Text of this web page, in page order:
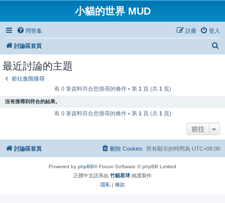
小貓的世界 MUD
問答集 登入
註冊
討論區首頁
最近討論的主題
前往進階搜尋
有 0 筆資料符合您搜尋的條件 • 第 1 頁 (共 1 頁)
沒有搜尋到符合的結果。
有 0 筆資料符合您搜尋的條件 • 第 1 頁 (共 1 頁)
前往
討論區首頁 所有顯示的時間為 UTC+08:00
刪除 Cookies
Powered by phpBB® Forum Software © phpBB Limited
正體中文語系由 竹貓星球 維護製作
隱私 | 條款